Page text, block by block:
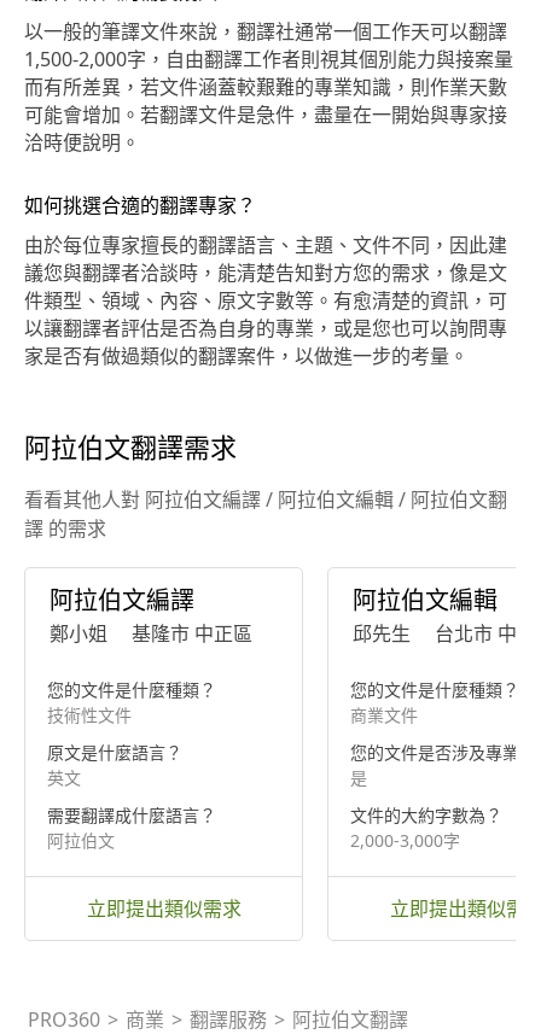
以一般的筆譯文件來說，翻譯社通常一個工作天可以翻譯
1,500-2,000字，自由翻譯工作者則視其個別能力與接案量
而有所差異，若文件涵蓋較艱難的專業知識，則作業天數
可能會增加。若翻譯文件是急件，盡量在一開始與專家接
洽時便說明。
如何挑選合適的翻譯專家？
由於每位專家擅長的翻譯語言、主題、文件不同，因此建
議您與翻譯者洽談時，能清楚告知對方您的需求，像是文
件類型、領域、內容、原文字數等。有愈清楚的資訊，可
以讓翻譯者評估是否為自身的專業，或是您也可以詢問專
家是否有做過類似的翻譯案件，以做進一步的考量。
阿拉伯文翻譯需求
看看其他人對 阿拉伯文編譯 / 阿拉伯文編輯 / 阿拉伯文翻
譯 的需求
阿拉伯文編譯
鄭小姐 基隆市 中正區
您的文件是什麼種類？
技術性文件
原文是什麼語言？
英文
需要翻譯成什麼語言？
阿拉伯文
立即提出類似需求
阿拉伯文編輯
邱先生 台北市 中
您的文件是什麼種類？
商業文件
您的文件是否涉及專業知
是
文件的大約字數為？
2,000-3,000字
立即提出類似需
PRO360 > 商業 > 翻譯服務 > 阿拉伯文翻譯